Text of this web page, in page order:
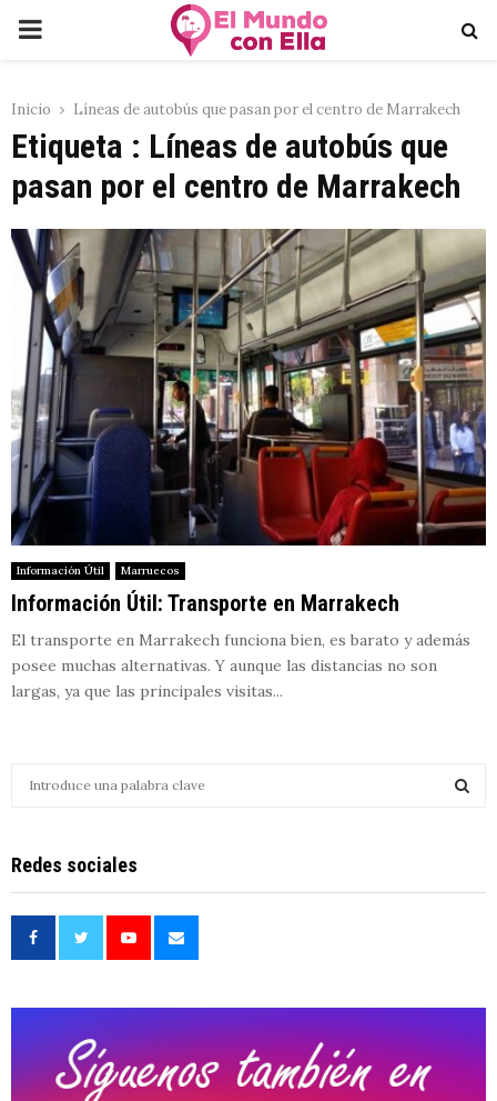
PRIMARY
Inicio Líneas de autobús que pasan por el centro de Marrakech
Etiqueta : Líneas de autobús que
pasan por el centro de Marrakech
Información Útil Marruecos
Información Útil: Transporte en Marrakech
El transporte en Marrakech funciona bien, es barato y además
posee muchas alternativas. Y aunque las distancias no son
largas, ya que las principales visitas...
c
h
f
r
C
Redes sociales